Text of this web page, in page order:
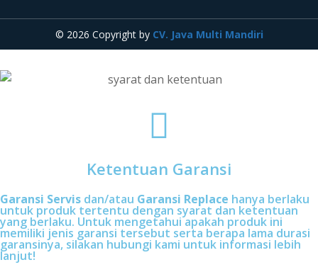
© 2026 Copyright by CV. Java Multi Mandiri
Ketentuan Garansi
Garansi Servis dan/atau Garansi Replace hanya berlaku
untuk produk tertentu dengan syarat dan ketentuan
yang berlaku. Untuk mengetahui apakah produk ini
memiliki jenis garansi tersebut serta berapa lama durasi
garansinya, silakan hubungi kami untuk informasi lebih
lanjut!